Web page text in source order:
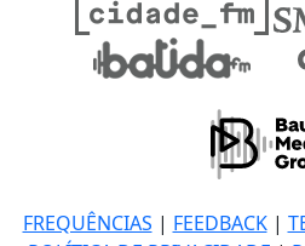
FREQUÊNCIAS | FEEDBACK|